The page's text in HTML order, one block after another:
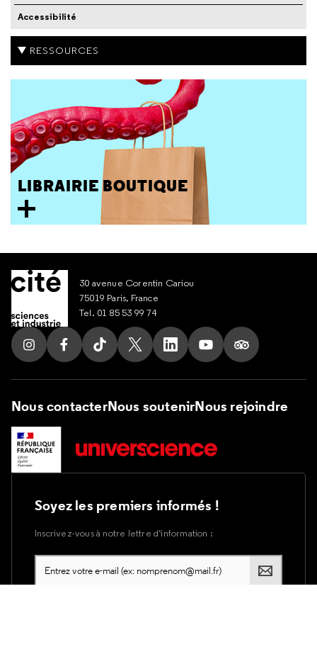
Accessibilité
RESSOURCES
LIBRAIRIE BOUTIQUE
30 avenue Corentin Cariou
75019 Paris, France
Tel. 01 85 53 99 74
Suivez nous sur Instagram
Suivez nous sur Facebook
Suivez nous sur Tik Tok
Suivez nous sur X
Suivez nous sur LinkedIn
Suivez nous sur
Suivez nous
Nous contacterNous soutenirNous rejoindre
Soyez les premiers informés !
Inscrivez-vous à notre lettre d’information :